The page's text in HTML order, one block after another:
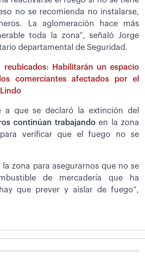
no se recomienda no instalarse,
La aglomeración hace más
toda la zona”, señaló Jorge
departamental de Seguridad.
reubicados: Habilitarán un espacio
comerciantes afectados por el
a que se declaró la extinción del
continúan trabajando en la zona
verificar que el fuego no se
la zona para asegurarnos que no se
de mercadería que ha
que prever y aislar de fuego”,